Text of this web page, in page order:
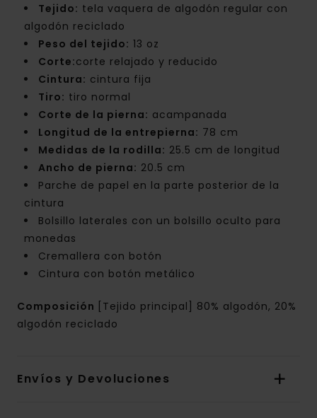
Tejido: tela vaquera de algodón regular con
algodón reciclado
Peso del tejido: 13 oz
Corte:corte relajado y reducido
Cintura: cintura fija
Tiro: tiro normal
Corte de la pierna: acampanada
Longitud de la entrepierna: 78 cm
Medidas de la rodilla: 25.5 cm de longitud
Ancho de pierna: 20.5 cm
Parche de papel en la parte posterior de la
cintura
Bolsillo laterales con un bolsillo oculto para
monedas
Cremallera con botón
Cintura con botón metálico
Composición [Tejido principal] 80% algodón, 20%
algodón reciclado
Envíos y Devoluciones